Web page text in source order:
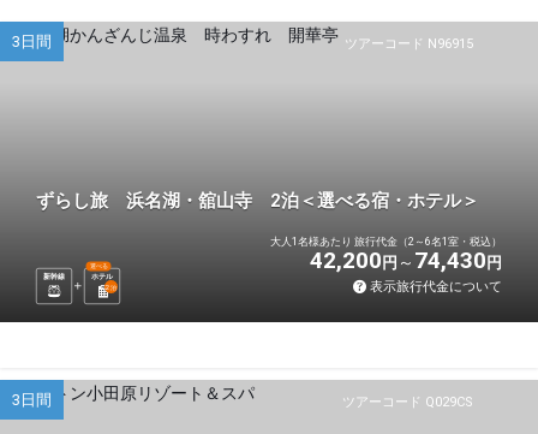
ツアーコード N96915
3日間
ずらし旅 浜名湖・舘山寺 2泊＜選べる宿・ホテル＞
新幹線 ホテル
選べる
2泊
大人1名様あたり 旅行代金（2～6名1室・税込）
42,200 円 74,430 円
表示旅行代金について
ツアーコード Q029CS
3日間